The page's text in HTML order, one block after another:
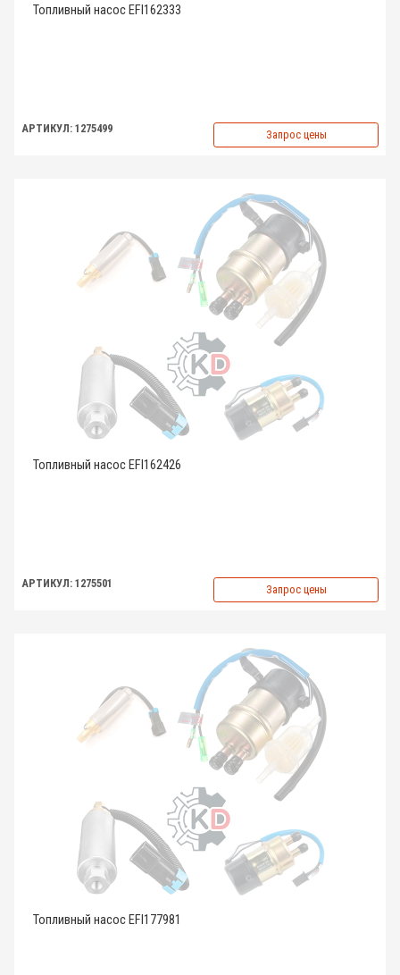
Топливный насос EFI162333
АРТИКУЛ: 1275499 Запрос цены
Топливный насос EFI162426
АРТИКУЛ: 1275501 Запрос цены
Топливный насос EFI177981